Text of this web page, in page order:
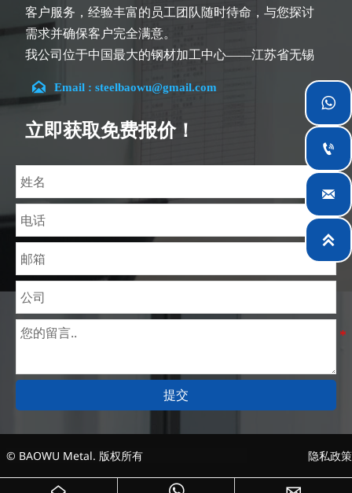
客户服务，经验丰富的员工团队随时待命，与您探讨
需求并确保客户完全满意。
我公司位于中国最大的钢材加工中心——江苏省无锡
富经验，熟悉CE、SGS等多种硅钢标准。我们可根据
特殊需求进行设计定制，并确保安全性、高效性及合
理价格。目前我们已逐步扩展至五座专业配送仓库和
钢材加工设施，为全球采矿、建筑、工程及通用制造
业提供专业服务。
 Email : steelbaowu@gmail.com
立即获取免费报价！
提交
© BAOWU Metal. 版权所有 隐私政策



